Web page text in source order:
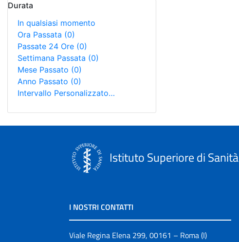
Durata
In qualsiasi momento
Ora Passata (0)
Passate 24 Ore (0)
Settimana Passata (0)
Mese Passato (0)
Anno Passato (0)
Intervallo Personalizzato…
Istituto Superiore di Sanità
I NOSTRI CONTATTI
Viale Regina Elena 299, 00161 – Roma (I)